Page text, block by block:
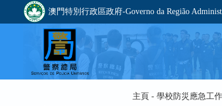
澳門特別行政區政府-Governo da Região
主頁 - 學校防災應急工